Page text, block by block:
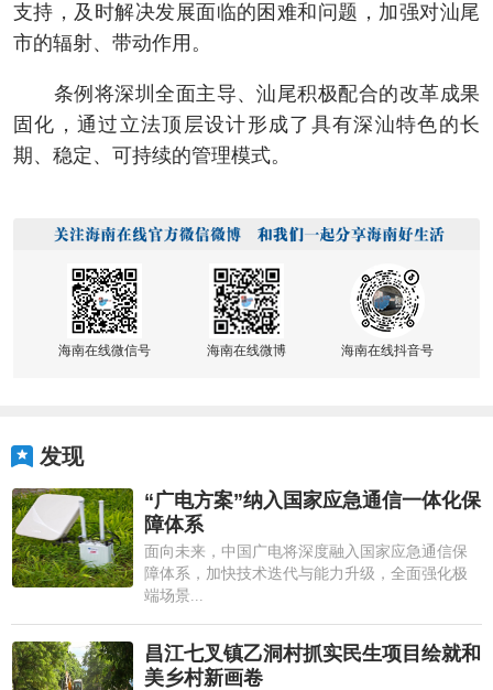
支持，及时解决发展面临的困难和问题，加强对汕尾
市的辐射、带动作用。
条例将深圳全面主导、汕尾积极配合的改革成果
固化，通过立法顶层设计形成了具有深汕特色的长
期、稳定、可持续的管理模式。
海南在线微信号 海南在线微博 海南在线抖音号
发现
“广电方案”纳入国家应急通信一体化保
障体系
面向未来，中国广电将深度融入国家应急通信保
障体系，加快技术迭代与能力升级，全面强化极
端场景...
昌江七叉镇乙洞村抓实民生项目绘就和
美乡村新画卷